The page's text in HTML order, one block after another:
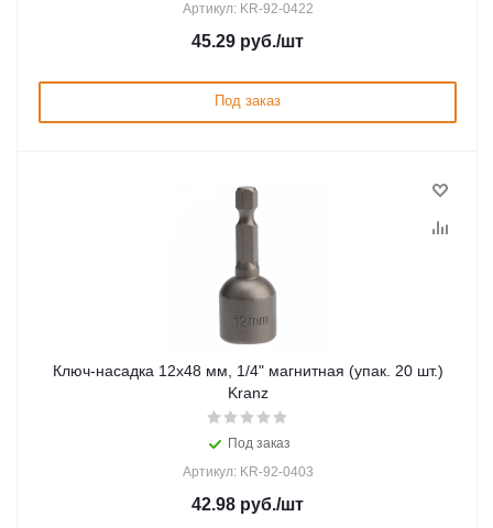
Артикул: KR-92-0422
45.29 руб./шт
Под заказ
Ключ-насадка 12x48 мм, 1/4" магнитная (упак. 20 шт.)
Kranz
Под заказ
Артикул: KR-92-0403
42.98 руб./шт